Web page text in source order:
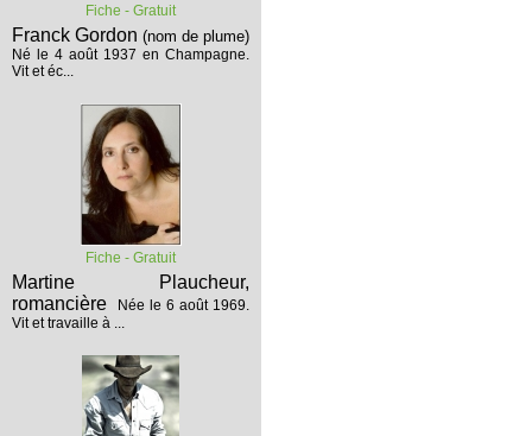
Fiche - Gratuit
Franck Gordon (nom de plume)
Né le 4 août 1937 en Champagne.
Vit et éc...
Fiche - Gratuit
Martine Plaucheur,
romancière
Née le 6 août 1969.
Vit et travaille à ...